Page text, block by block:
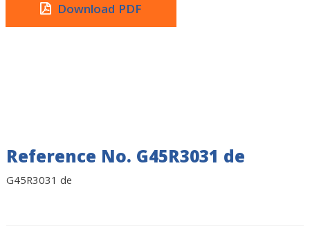
Download PDF
Reference No. G45R3031 de
G45R3031 de